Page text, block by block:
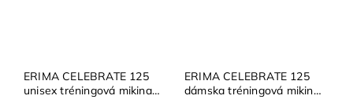
ERIMA CELEBRATE 125
unisex tréningová mikina
ERIMA CELEBRATE 125
dámska tréningová mikina